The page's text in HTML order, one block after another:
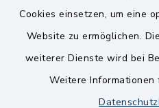
Cookies einsetzen, um eine
Website zu ermöglichen.
weiterer Dienste wird bei
Weitere Informationen